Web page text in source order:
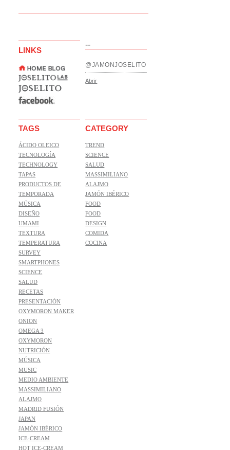
--
LINKS
@JAMONJOSELITO
Abrir
TAGS
ÁCIDO OLEICO
TECNOLOGÍA
TECHNOLOGY
TAPAS
PRODUCTOS DE
TEMPORADA
MÚSICA
DISEÑO
UMAMI
TEXTURA
TEMPERATURA
SURVEY
SMARTPHONES
SCIENCE
SALUD
RECETAS
PRESENTACIÓN
OXYMORON MAKER
ONION
OMEGA 3
OXYMORON
NUTRICIÓN
MÚSICA
MUSIC
MEDIO AMBIENTE
MASSIMILIANO
ALAJMO
MADRID FUSIÓN
JAPAN
JAMÓN IBÉRICO
ICE-CREAM
HOT ICE-CREAM
CATEGORY
TREND
SCIENCE
SALUD
MASSIMILIANO
ALAJMO
JAMÓN IBÉRICO
FOOD
FOOD
DESIGN
COMIDA
COCINA